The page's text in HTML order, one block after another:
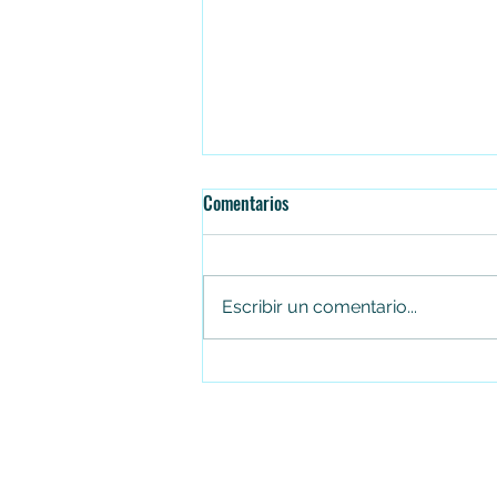
Jhon Alejandro Linares Camberos,
Comentarios
Escribir un comentario...